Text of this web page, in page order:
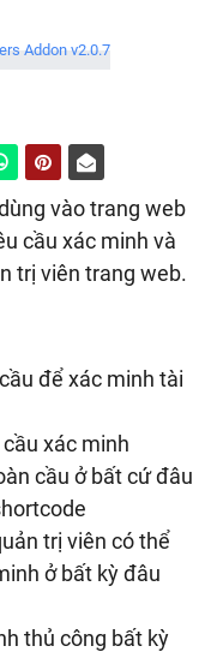
vào trang web
cầu xác minh và
trị viên trang web.
để xác minh tài
xác minh
cầu ở bất cứ đâu
trị viên có thể
ở bất kỳ đâu
thủ công bất kỳ